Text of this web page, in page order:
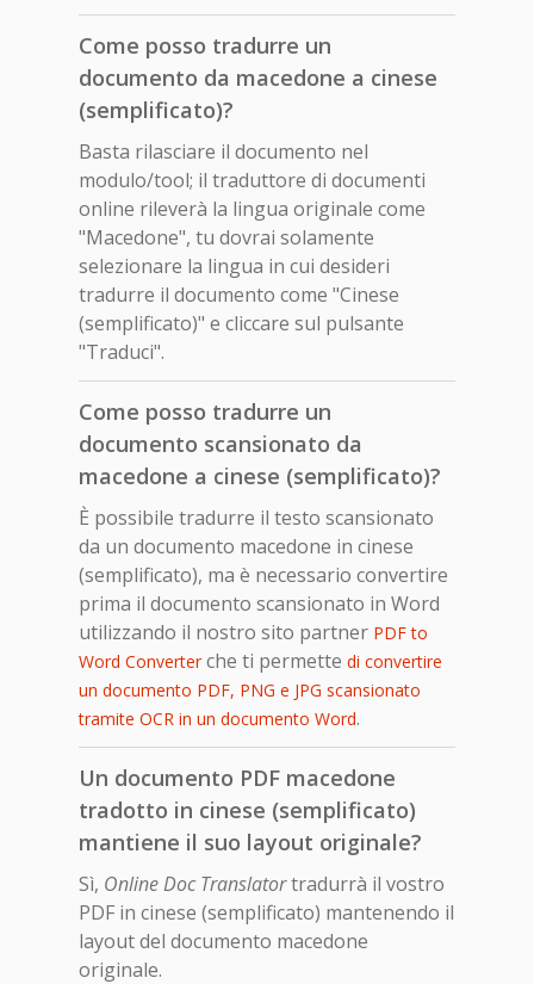
Come posso tradurre un
documento da macedone a cinese
(semplificato)?
Basta rilasciare il documento nel
modulo/tool; il traduttore di documenti
online rileverà la lingua originale come
"Macedone", tu dovrai solamente
selezionare la lingua in cui desideri
tradurre il documento come "Cinese
(semplificato)" e cliccare sul pulsante
"Traduci".
Come posso tradurre un
documento scansionato da
macedone a cinese (semplificato)?
È possibile tradurre il testo scansionato
da un documento macedone in cinese
(semplificato), ma è necessario convertire
prima il documento scansionato in Word
utilizzando il nostro sito partner PDF to
Word Converterche ti permette di convertire
un documento PDF, PNG e JPG scansionato
tramite OCR in un documento Word.
Un documento PDF macedone
tradotto in cinese (semplificato)
mantiene il suo layout originale?
Sì, Online Doc Translatortradurrà il vostro
PDF in cinese (semplificato) mantenendo il
layout del documento macedone
originale.